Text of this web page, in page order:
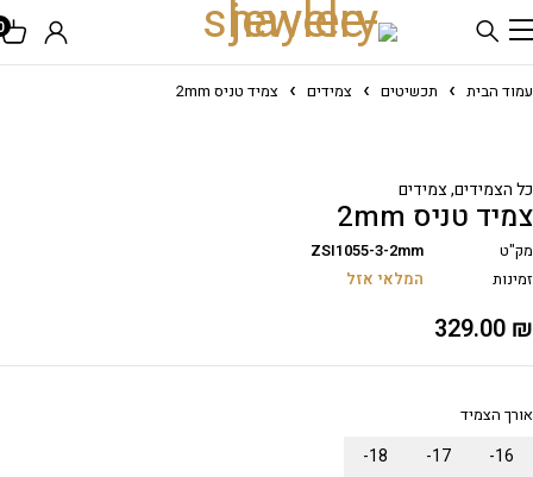
עמוד הבית תכשיטים צמידים צמיד טניס 2mm
כל הצמידים,צמידים
צמיד טניס 2mm
מק"ט
ZSI1055-3-2mm
זמינות
המלאי אזל
329.00 ₪
אורך הצמיד
16-
17-
18-